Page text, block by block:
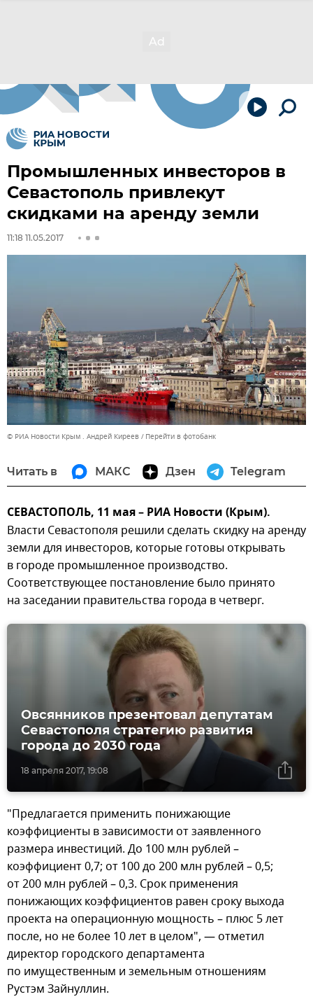
Промышленных инвесторов в
Севастополь привлекут
скидками на аренду земли
11:18 11.05.2017
© РИА Новости Крым . Андрей Киреев Перейти в фотобанк
Читать в МАКС Дзен Telegram
СЕВАСТОПОЛЬ, 11 мая – РИА Новости (Крым).
Власти Севастополя решили сделать скидку на аренду
земли для инвесторов, которые готовы открывать
в городе промышленное производство.
Соответствующее постановление было принято
на заседании правительства города в четверг.
18 апреля 2017, 19:08
Овсянников презентовал депутатам
Севастополя стратегию развития
города до 2030 года
"Предлагается применить понижающие
коэффициенты в зависимости от заявленного
размера инвестиций. До 100 млн рублей –
коэффициент 0,7; от 100 до 200 млн рублей – 0,5;
от 200 млн рублей – 0,3. Срок применения
понижающих коэффициентов равен сроку выхода
проекта на операционную мощность – плюс 5 лет
после, но не более 10 лет в целом", — отметил
директор городского департамента
по имущественным и земельным отношениям
Рустэм Зайнуллин.